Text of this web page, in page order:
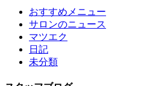
おすすめメニュー
サロンのニュース
マツエク
日記
未分類